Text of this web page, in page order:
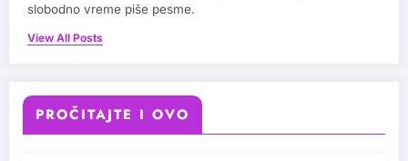
slobodno vreme piše pesme.
View All Posts
PROČITAJTE I OVO